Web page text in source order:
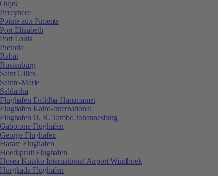
Oujda
Pereybere
Pointe aux Piments
Port Elizabeth
Port Louis
Pretoria
Rabat
Rustenburg
Saint Gilles
Sainte-Marie
Saldanha
Flughafen Enfidha-Hammamet
Flughafen Kairo-International
Flughafen O. R. Tambo Johannesburg
Gaborone Flughafen
George Flughafen
Harare Flughafen
Hoedspruit Flughafen
Hosea Kutako International Airport Windhoek
Hurghada Flughafen